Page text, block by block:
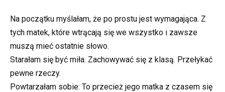
Na początku myślałam, że po prostu jest wymagająca. Z
tych matek, które wtrącają się we wszystko i zawsze
muszą mieć ostatnie słowo.
Starałam się być miła. Zachowywać się z klasą. Przełykać
pewne rzeczy.
Powtarzałam sobie: To przecież jego matka z czasem się